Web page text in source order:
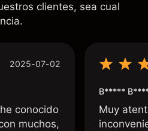
clientes, sea cual
2025-07-02
conocido
muchos,
B*****
Muy